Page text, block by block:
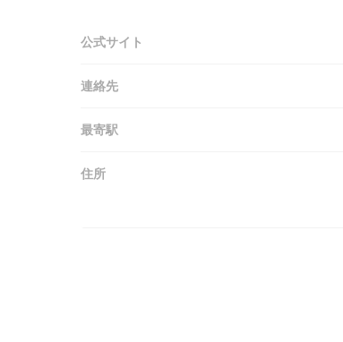
公式サイト
連絡先
最寄駅
住所